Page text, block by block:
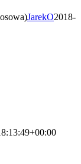
JarekO2018-